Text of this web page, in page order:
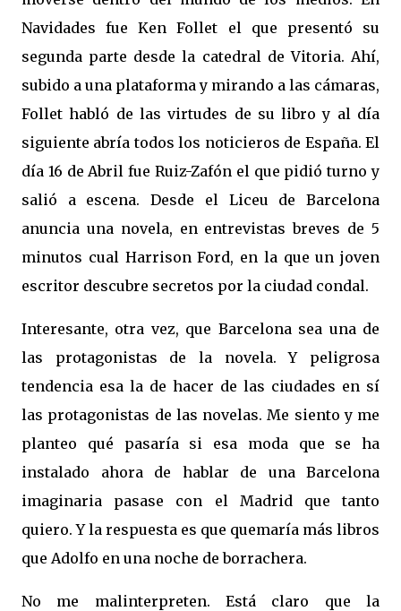
Navidades fue Ken Follet el que presentó su
segunda parte desde la catedral de Vitoria. Ahí,
subido a una plataforma y mirando a las cámaras,
Follet habló de las virtudes de su libro y al día
siguiente abría todos los noticieros de España. El
día 16 de Abril fue Ruiz-Zafón el que pidió turno y
salió a escena. Desde el Liceu de Barcelona
anuncia una novela, en entrevistas breves de 5
minutos cual Harrison Ford, en la que un joven
escritor descubre secretos por la ciudad condal.
Interesante, otra vez, que Barcelona sea una de
las protagonistas de la novela. Y peligrosa
tendencia esa la de hacer de las ciudades en sí
las protagonistas de las novelas. Me siento y me
planteo qué pasaría si esa moda que se ha
instalado ahora de hablar de una Barcelona
imaginaria pasase con el Madrid que tanto
quiero. Y la respuesta es que quemaría más libros
que Adolfo en una noche de borrachera.
No me malinterpreten. Está claro que la